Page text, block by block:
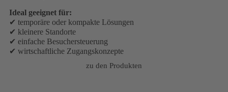
Ideal geeignet für:
✔ temporäre oder kompakte Lösungen
✔ kleinere Standorte
✔ einfache Besuchersteuerung
✔ wirtschaftliche Zugangskonzepte
zu den Produkten